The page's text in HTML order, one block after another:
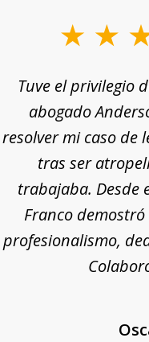
Tuve el privilegio
abogado
resolver mi caso de
tras ser
trabajaba. Desde
Franco
profesionalismo,